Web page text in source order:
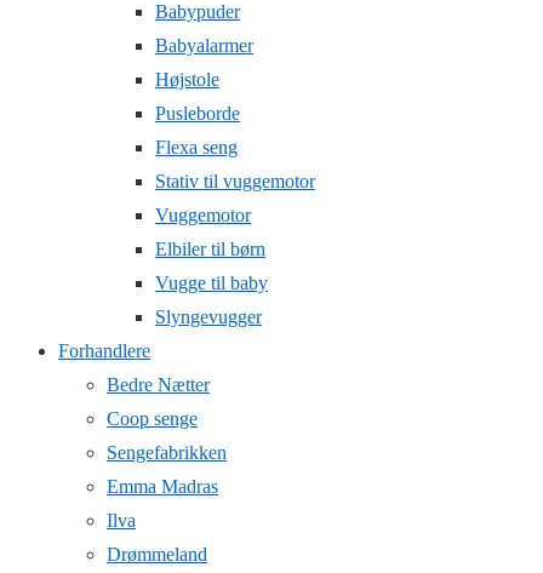
Babypuder
Babyalarmer
Højstole
Pusleborde
Flexa seng
Stativ til vuggemotor
Vuggemotor
Elbiler til børn
Vugge til baby
Slyngevugger
Forhandlere
Bedre Nætter
Coop senge
Sengefabrikken
Emma Madras
Ilva
Drømmeland